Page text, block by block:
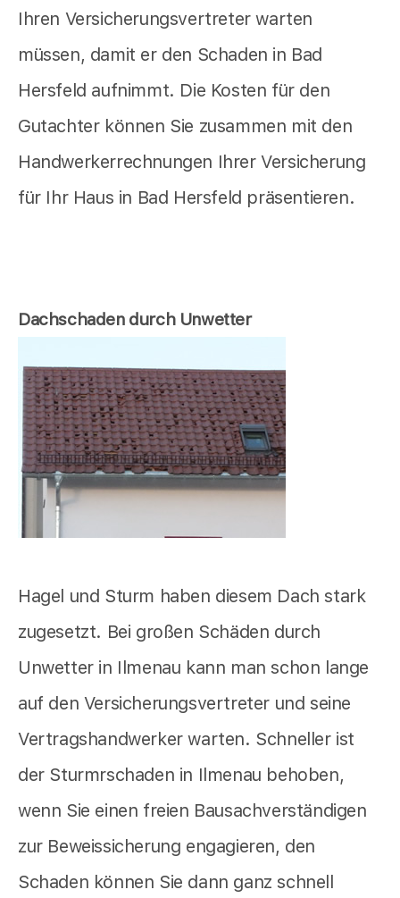
Ihren Versicherungsvertreter warten
müssen, damit er den Schaden in Bad
Hersfeld aufnimmt. Die Kosten für den
Gutachter können Sie zusammen mit den
Handwerkerrechnungen Ihrer Versicherung
für Ihr Haus in Bad Hersfeld präsentieren.
Dachschaden durch Unwetter
Hagel und Sturm haben diesem Dach stark
zugesetzt. Bei großen Schäden durch
Unwetter in Ilmenau kann man schon lange
auf den Versicherungsvertreter und seine
Vertragshandwerker warten. Schneller ist
der Sturmrschaden in Ilmenau behoben,
wenn Sie einen freien Bausachverständigen
zur Beweissicherung engagieren, den
Schaden können Sie dann ganz schnell